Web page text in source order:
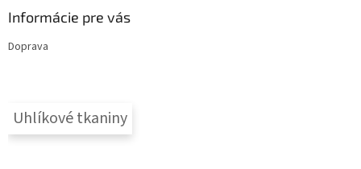
Informácie pre vás
Doprava
Uhlíkové tkaniny